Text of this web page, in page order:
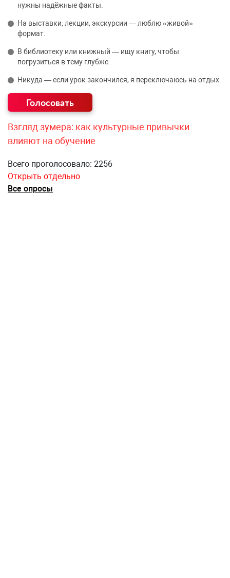
нужны надёжные факты.
На выставки, лекции, экскурсии — люблю «живой»
формат.
В библиотеку или книжный — ищу книгу, чтобы
погрузиться в тему глубже.
Никуда — если урок закончился, я переключаюсь на отдых.
Взгляд зумера: как культурные привычки
влияют на обучение
Всего проголосовало: 2256
Открыть отдельно
Все опросы